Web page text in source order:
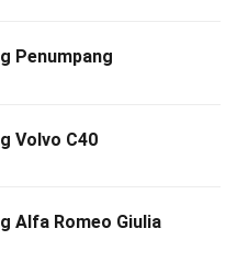
Penumpang
Volvo C40
Alfa Romeo Giulia